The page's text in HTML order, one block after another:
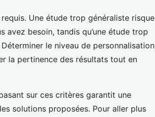
Une étude trop généraliste risque
besoin, tandis qu’une étude trop
le niveau de personnalisation
la pertinence des résultats tout en
sur ces critères garantit une
solutions proposées. Pour aller plus